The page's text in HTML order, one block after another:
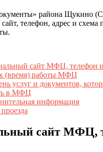
района Щукино
телефон, адрес и схема
сайт МФЦ, телефон и
(время) работы МФЦ
услуг и документов,
в МФЦ
информация
сайт МФЦ,